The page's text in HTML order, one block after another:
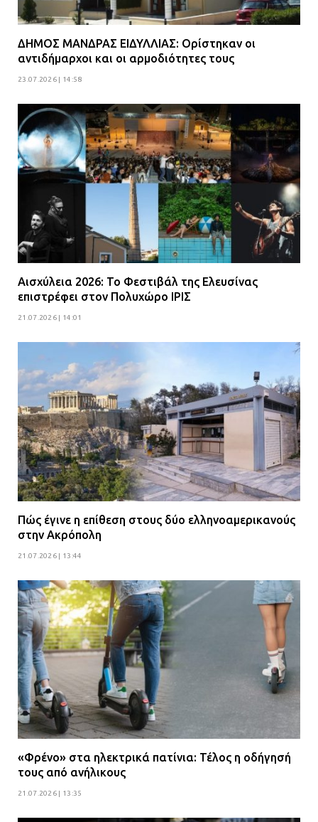
ΔΗΜΟΣ ΜΑΝΔΡΑΣ ΕΙΔΥΛΛΙΑΣ: Ορίστηκαν οι
αντιδήμαρχοι και οι αρμοδιότητες τους
23.07.2026 | 14:58
Αισχύλεια 2026: Το Φεστιβάλ της Ελευσίνας
επιστρέφει στον Πολυχώρο ΙΡΙΣ
21.07.2026 | 14:01
Πώς έγινε η επίθεση στους δύο ελληνοαμερικανούς
στην Ακρόπολη
21.07.2026 | 13:44
«Φρένο» στα ηλεκτρικά πατίνια: Τέλος η οδήγησή
τους από ανήλικους
21.07.2026 | 13:35